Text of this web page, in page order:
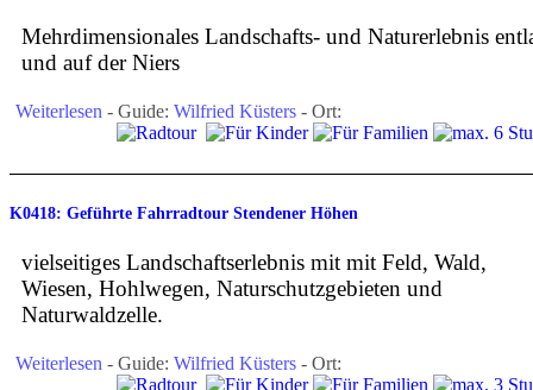
Mehrdimensionales Landschafts- und Naturerlebnis
und auf der Niers
Weiterlesen - Guide: Wilfried Küsters - Ort:
K0418: Geführte Fahrradtour Stendener Höhen
vielseitiges Landschaftserlebnis mit mit Feld, Wald,
Wiesen, Hohlwegen, Naturschutzgebieten und
Naturwaldzelle.
Weiterlesen - Guide: Wilfried Küsters - Ort: